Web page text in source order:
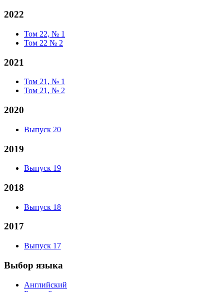
2022
Том 22, № 1
Том 22 № 2
2021
Том 21, № 1
Том 21, № 2
2020
Выпуск 20
2019
Выпуск 19
2018
Выпуск 18
2017
Выпуск 17
Выбор языка
Английский